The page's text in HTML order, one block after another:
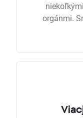
orgánmi.